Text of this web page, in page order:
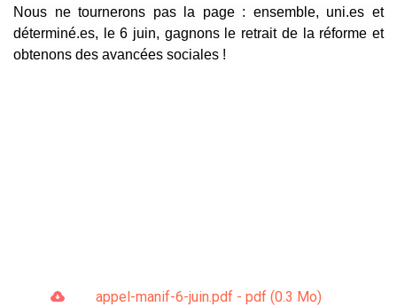
Nous ne tournerons pas la page : ensemble, uni.es et
déterminé.es, le 6 juin, gagnons le retrait de la réforme et
obtenons des avancées sociales !
appel-manif-6-juin.pdf - pdf (0.3 Mo)